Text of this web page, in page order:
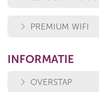
PREMIUM WIFI
INFORMATIE
OVERSTAP